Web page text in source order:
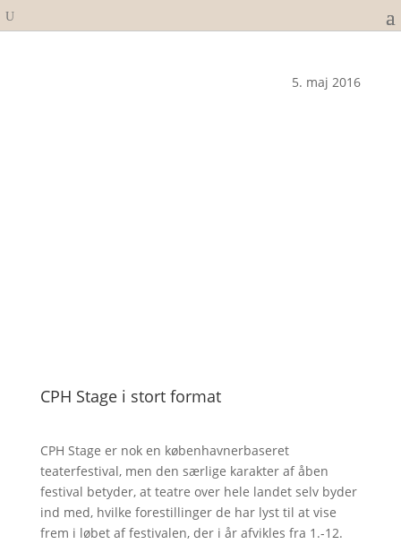
5. maj 2016
CPH Stage i stort format
CPH Stage er nok en københavnerbaseret
teaterfestival, men den særlige karakter af åben
festival betyder, at teatre over hele landet selv byder
ind med, hvilke forestillinger de har lyst til at vise
frem i løbet af festivalen, der i år afvikles fra 1.-12.